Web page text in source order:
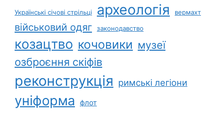
Українські січові стрільці археологія вермахт
військовий одяг законодавство
козацтво кочовики музеї
озброєння скіфів
реконструкція римські легіони
уніформа флот